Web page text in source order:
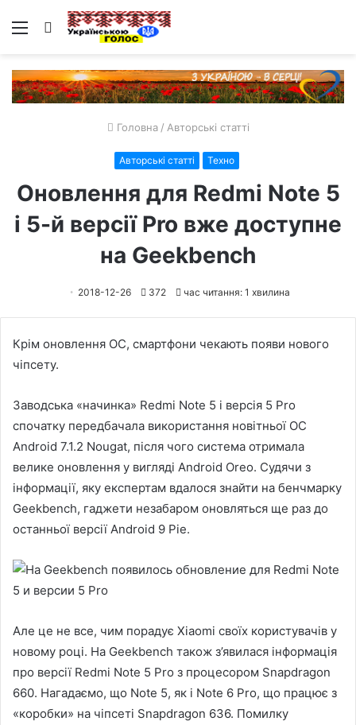
Меню Пошук
Головна / Авторські статті
Авторські статті Техно
Оновлення для Redmi Note 5
і 5-й версії Pro вже доступне
на Geekbench
2018-12-26 372 час читання: 1 хвилина
Крім оновлення ОС, смартфони чекають появи нового
чіпсету.
Заводська «начинка» Redmi Note 5 і версія 5 Pro
спочатку передбачала використання новітньої ОС
Android 7.1.2 Nougat, після чого система отримала
велике оновлення у вигляді Android Oreo. Судячи з
інформації, яку експертам вдалося знайти на бенчмарку
Geekbench, гаджети незабаром оновляться ще раз до
останньої версії Android 9 Pie.
Але це не все, чим порадує Xiaomi своїх користувачів у
новому році. На Geekbench також з’явилася інформація
про версії Redmi Note 5 Pro з процесором Snapdragon
660. Нагадаємо, що Note 5, як і Note 6 Pro, що працює з
«коробки» на чіпсеті Snapdragon 636. Помилку